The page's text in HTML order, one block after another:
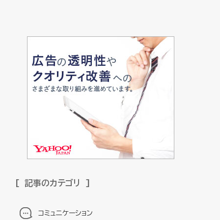
記事のカテゴリ
コミュニケーション